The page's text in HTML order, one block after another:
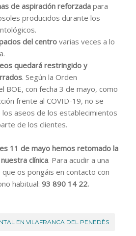
de aspiración reforzada para
producidos durante los
del centro varias veces a lo
quedará restringido y
. Según la Orden
BOE, con fecha 3 de mayo, como
frente al COVID-19, no se
aseos de los establecimientos
de los clientes.
11 de mayo hemos retomado la
clínica. Para acudir a una
os pongáis en contacto con
habitual: 93 890 14 22.
EN VILAFRANCA DEL PENEDÈS